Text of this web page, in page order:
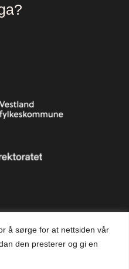
å sørge for at nettsiden vår
den presterer og gi en